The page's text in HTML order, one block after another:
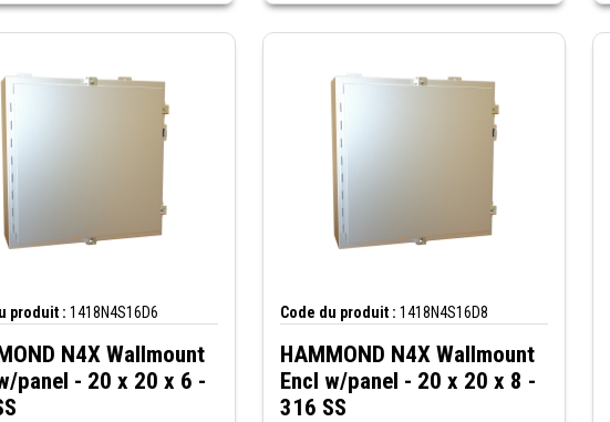
produit : 1418N4S16D6
N4X Wallmount
panel - 20 x 20 x 6 -
Code du produit : 1418N4S16D8
HAMMOND N4X Wallmount
Encl w/panel - 20 x 20 x 8 -
316 SS